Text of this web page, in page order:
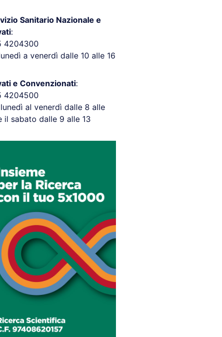
Sanitario Nazionale e
:
4204300
a venerdì dalle 10 alle 16
e Convenzionati:
4204500
al venerdì dalle 8 alle
il sabato dalle 9 alle 13